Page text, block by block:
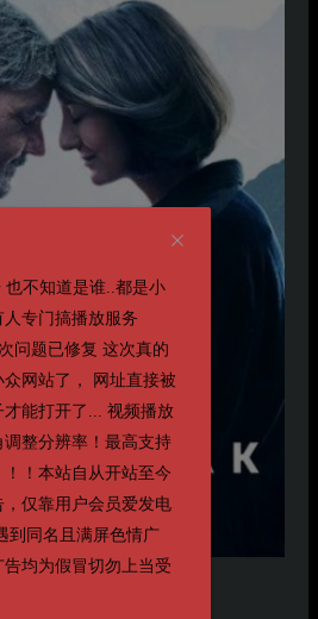
也不知道是谁..都是小
专门搞播放服务
问题已修复 这次真的
众网站了， 网址直接被
才能打开了... 视频播放
调整分辨率！最高支持
！！本站自从开站至今
，仅靠用户会员爱发电
到同名且满屏色情广
均为假冒切勿上当受